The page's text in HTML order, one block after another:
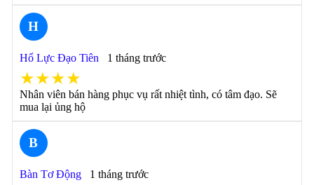
H
Hổ Lực Đạo Tiên 1 tháng trước
★★★★
Nhân viên bán hàng phục vụ rất nhiệt tình, có tâm đạo. Sẽ
mua lại ủng hộ
B
Bàn Tơ Động 1 tháng trước